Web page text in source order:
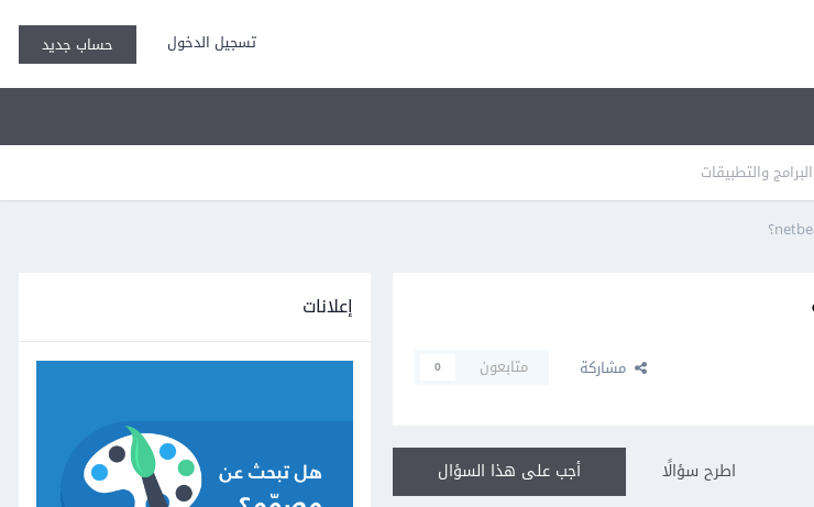
تسجيل الدخول حساب جديد
البرامج والتطبيقات
مشاركة متابعون 0
أجب على هذا السؤال اطرح سؤالًا
إعلانات